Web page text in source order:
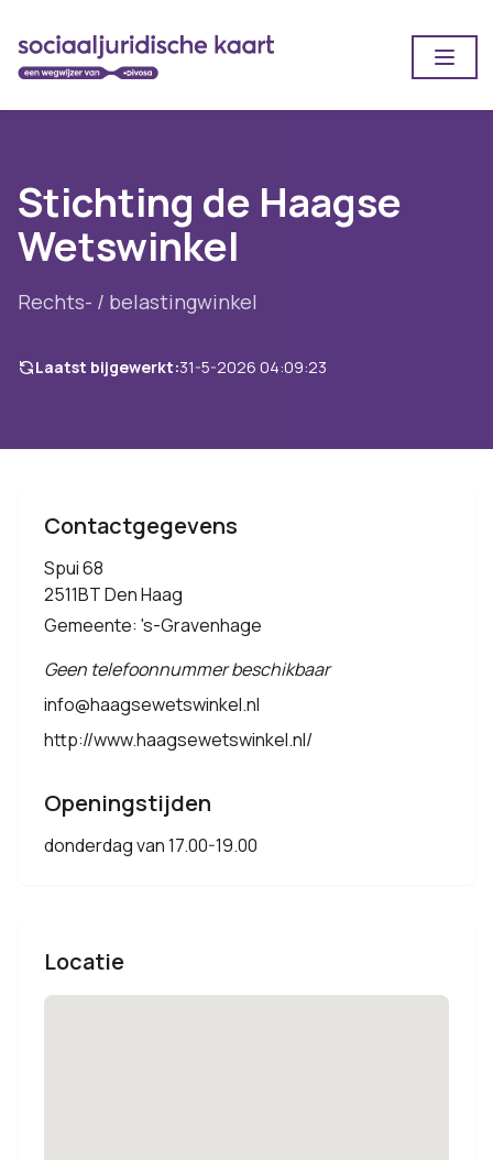
Stichting de Haagse
Wetswinkel
Rechts- / belastingwinkel
Laatst bijgewerkt:31-5-2026 04:09:23
Contactgegevens
Spui 68
2511BT Den Haag
Gemeente: 's-Gravenhage
Geen telefoonnummer beschikbaar
info@haagsewetswinkel.nl
http://www.haagsewetswinkel.nl/
Openingstijden
donderdag van 17.00-19.00
Locatie